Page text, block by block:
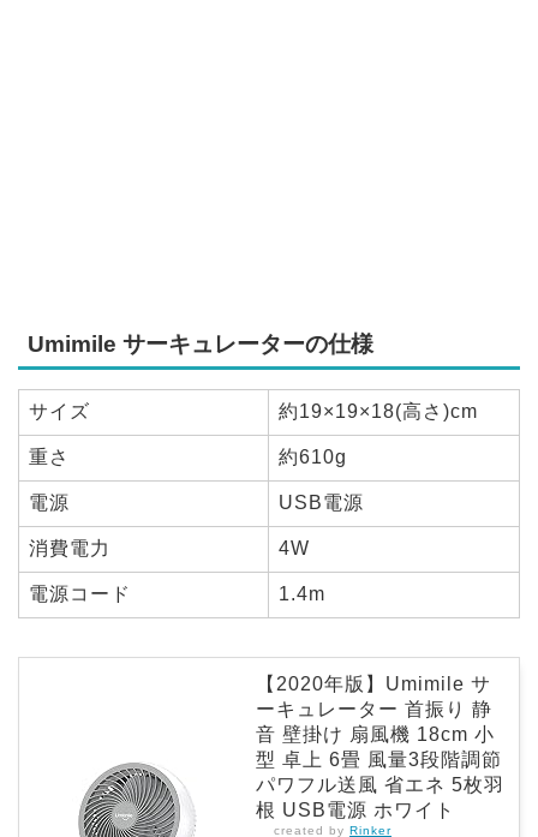
Umimile サーキュレーターの仕様
サイズ 約19×19×18(高さ)cm
重さ 約610g
電源 USB電源
消費電力 4W
電源コード 1.4m
【2020年版】Umimile サ
ーキュレーター 首振り 静
音 壁掛け 扇風機 18cm 小
型 卓上 6畳 風量3段階調節
パワフル送風 省エネ 5枚羽
根 USB電源 ホワイト
created by Rinker